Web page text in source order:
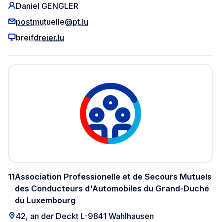
Daniel GENGLER
postmutuelle@pt.lu
breifdreier.lu
Association Professionelle et de Secours Mutuels
des Conducteurs d'Automobiles du Grand-Duché
du Luxembourg
11
42, an der Deckt L-9841 Wahlhausen